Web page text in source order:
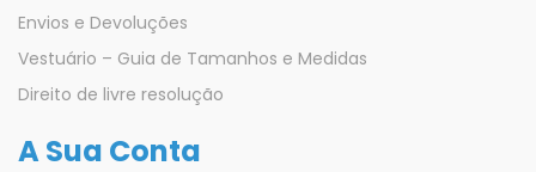
Envios e Devoluções
Vestuário – Guia de Tamanhos e Medidas
Direito de livre resolução
A Sua Conta